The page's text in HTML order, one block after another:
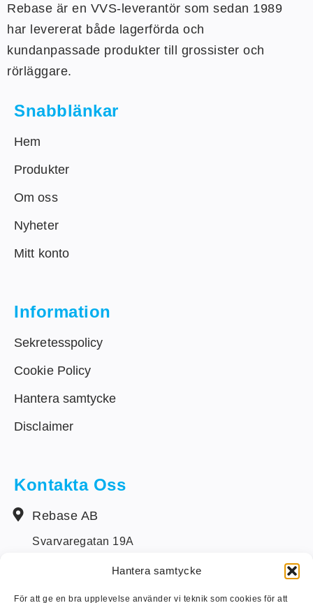
Hantera samtycke
För att ge en bra upplevelse använder vi teknik som cookies för att
Rebase är en VVS-leverantör som sedan 1989
har levererat både lagerförda och
kundanpassade produkter till grossister och
rörläggare.
Snabblänkar
Hem
Produkter
Om oss
Nyheter
Mitt konto
Information
Sekretesspolicy
Cookie Policy
Hantera samtycke
Disclaimer
Kontakta Oss
Rebase AB
Svarvaregatan 19A